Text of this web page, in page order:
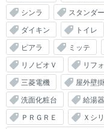
シンラ
スタンダ
ダイキン
トイレ
ピアラ
ミッテ
リノビオＶ
リフ
三菱電機
屋外壁
洗面化粧台
給湯器
ＰＲＧＲＥ
Ｘシ